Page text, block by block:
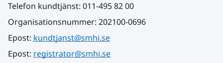
Telefon kundtjänst: 011-495 82 00
Organisationsnummer: 202100-0696
Epost: kundtjanst@smhi.se
Epost: registrator@smhi.se